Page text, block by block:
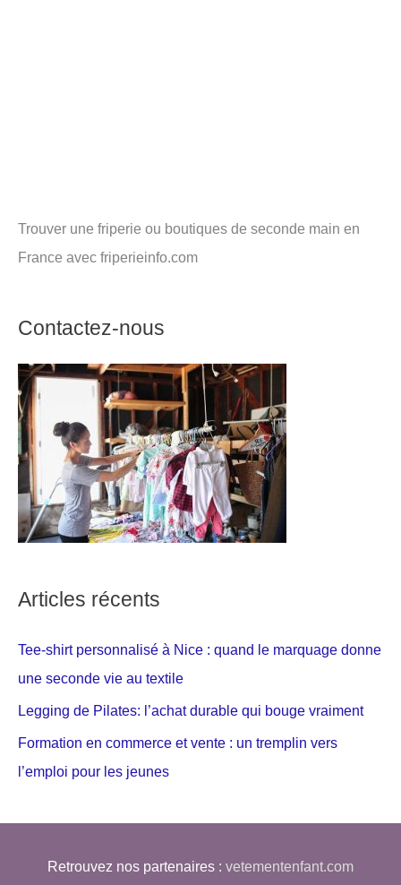
Trouver une friperie ou boutiques de seconde main en
France avec friperieinfo.com
Contactez-nous
Articles récents
Tee-shirt personnalisé à Nice : quand le marquage donne
une seconde vie au textile
Legging de Pilates: l’achat durable qui bouge vraiment
Formation en commerce et vente : un tremplin vers
l’emploi pour les jeunes
Retrouvez nos partenaires : vetementenfant.com